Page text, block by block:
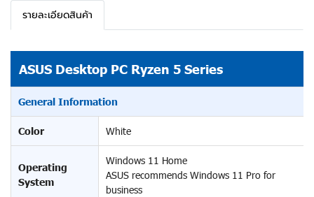
รายละเอียดสินค้า
ASUS Desktop PC Ryzen 5 Series
General Information
Color White
Operating
System
Windows 11 Home
ASUS recommends Windows 11 Pro for
business